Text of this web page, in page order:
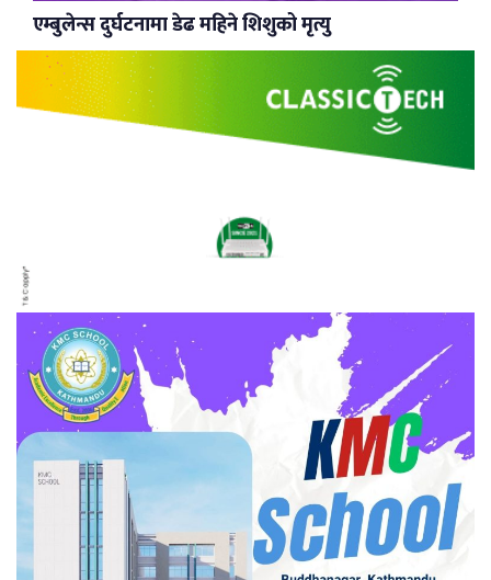
एम्बुलेन्स दुर्घटनामा डेढ महिने शिशुको मृत्यु